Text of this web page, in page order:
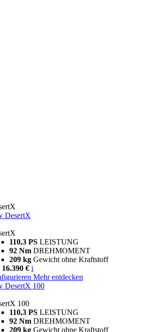
DesertX
110,3 PS LEISTUNG
92 Nm DREHMOMENT
209 kg Gewicht ohne Kraftstoff
€ i
Mehr entdecken
DesertX 100
100
110,3 PS LEISTUNG
92 Nm DREHMOMENT
209 kg Gewicht ohne Kraftstoff